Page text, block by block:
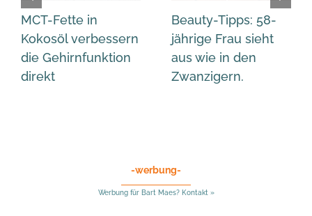
MCT-Fette in
Kokosöl verbessern
die Gehirnfunktion
direkt
Beauty-Tipps: 58-
jährige Frau sieht
aus wie in den
Zwanzigern.
-werbung-
Werbung für Bart Maes? Kontakt »